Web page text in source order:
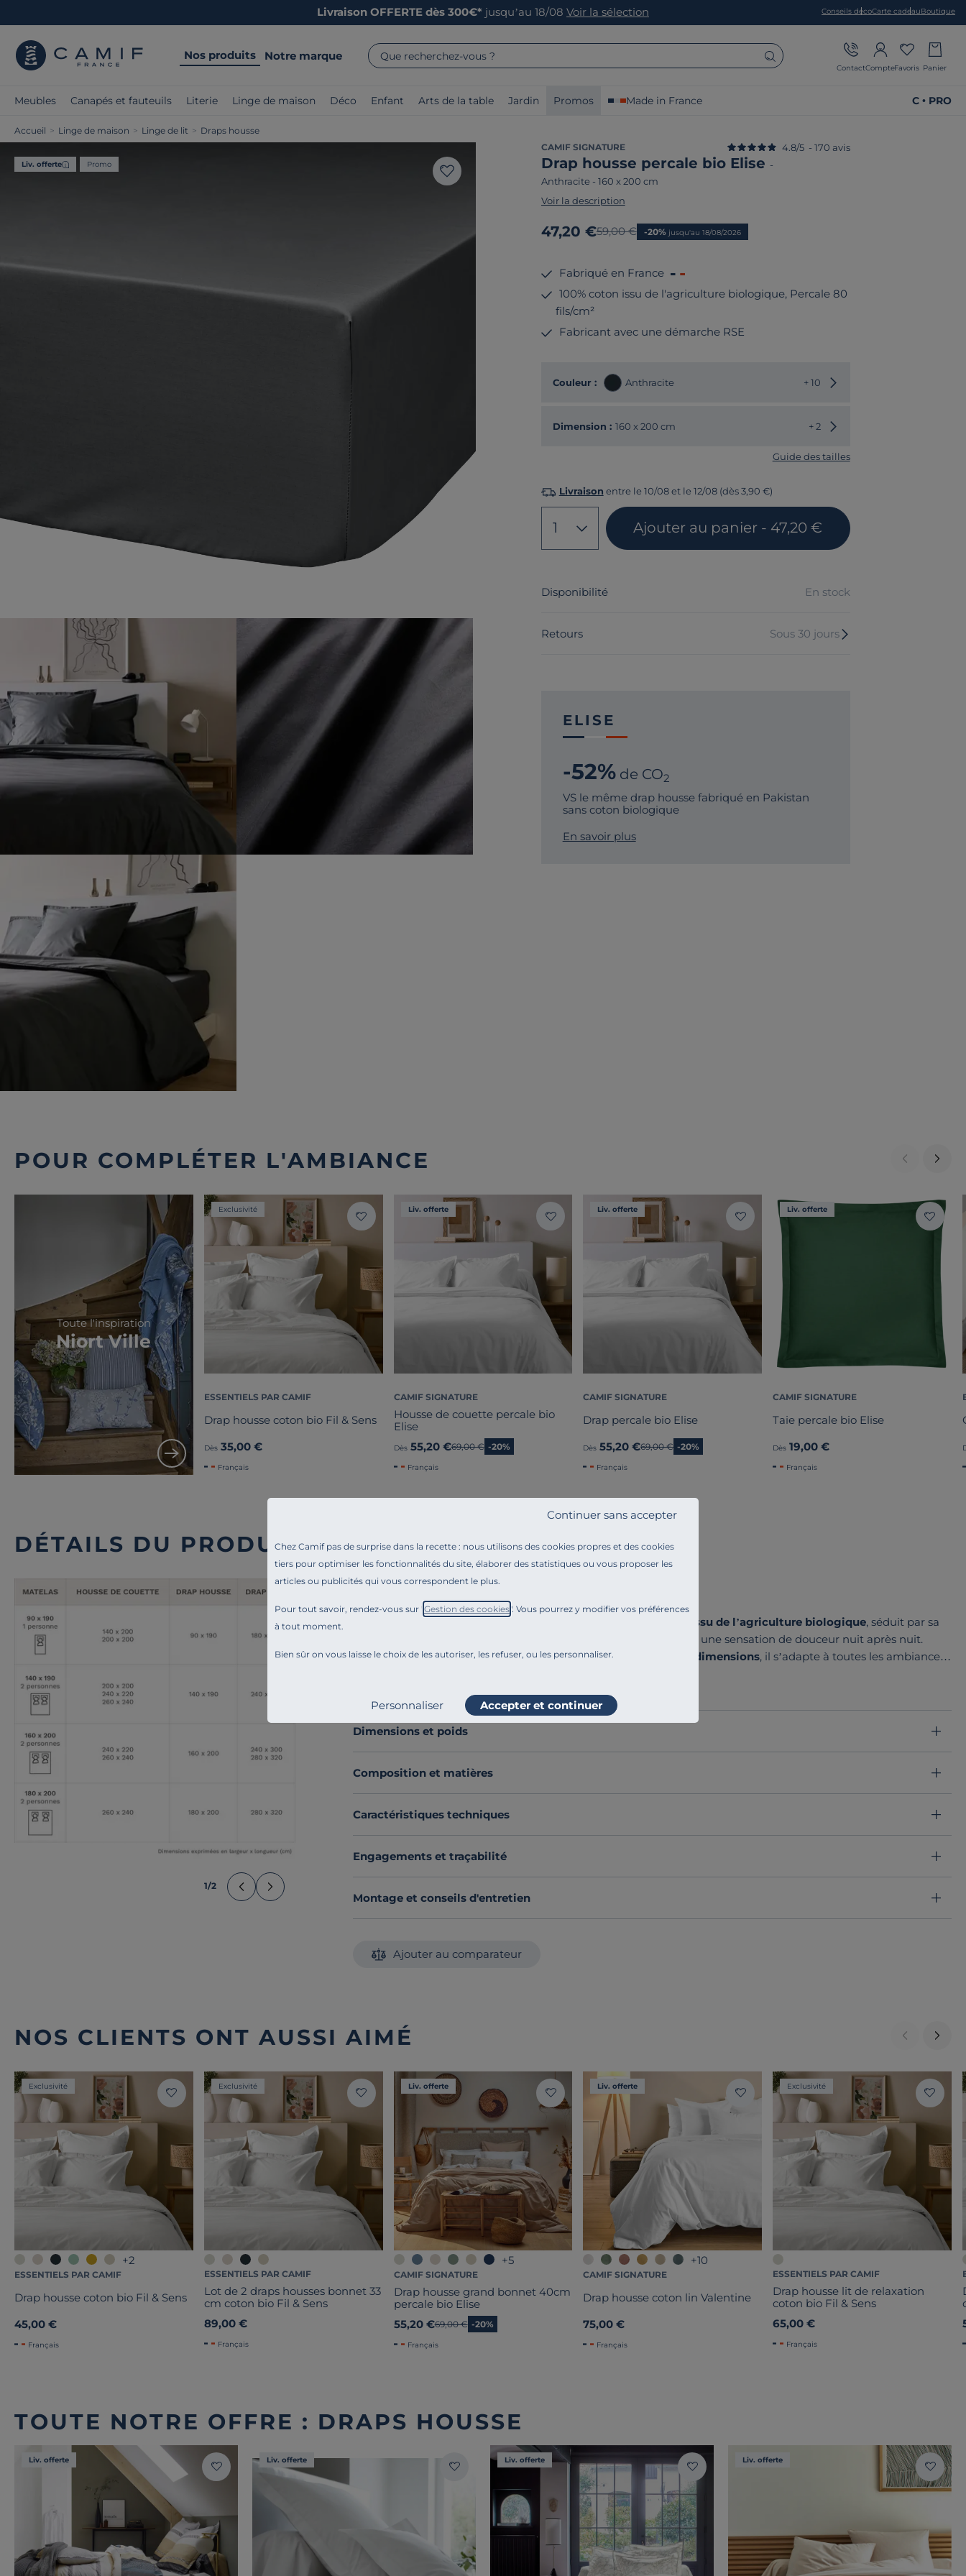
Chez Camif pas de surprise dans la recette : nous utilisons des cookies propres et des cookies
tiers pour optimiser les fonctionnalités du site, élaborer des statistiques ou vous proposer les
articles ou publicités qui vous correspondent le plus.
Pour tout savoir, rendez-vous sur " Gestion des cookies". Vous pourrez y modifier vos préférences
à tout moment.
Bien sûr on vous laisse le choix de les autoriser, les refuser, ou les personnaliser.
Continuer sans accepter
Personnaliser Accepter et continuer
Livraison OFFERTE dès 300€* jusqu’au 18/08 Voir la sélection Conseils décoCarte cadeauBoutique
Nos produits Notre marque Que recherchez-vous ?
ContactCompteFavoris Panier
Meubles Canapés et fauteuils Literie Linge de maison Déco Enfant Arts de la table Jardin Promos Made in France C • PRO
Accueil > Linge de maison > Linge de lit > Draps housse
Liv. offerte Promo
CAMIF SIGNATURE
Drap housse percale bio Elise -
Anthracite - 160 x 200 cm
4.8/5 - 170 avis
Voir la description
Nouveau prix
47,20 €Ancien prix
59,00 € -20% jusqu'au 18/08/2026
Fabriqué en France
100% coton issu de l'agriculture biologique, Percale 80
fils/cm²
Fabricant avec une démarche RSE
Couleur : Anthracite + 10 Choisir une autre couleur
Dimension : 160 x 200 cm + 2 Choisir une autre dimension
Guide des tailles
Livraison entre le 10/08 et le 12/08 (dès 3,90 €)
1 Ajouter au panier - 47,20 €
Disponibilité En stock
Retours Sous 30 jours
ELISE
-52%de CO2
VS le même drap housse fabriqué en Pakistan
sans coton biologique
En savoir plus
POUR COMPLÉTER L'AMBIANCE
Toute l'inspiration
Niort Ville
Exclusivité
ESSENTIELS PAR CAMIF
Drap housse coton bio Fil & Sens
Dès 35,00 €
Français
Liv. offerte
CAMIF SIGNATURE
Housse de couette percale bio
Elise
Dès 55,20 €Ancien prix
69,00 € -20%
Français
Liv. offerte
CAMIF SIGNATURE
Drap percale bio Elise
Dès 55,20 €Ancien prix
69,00 € -20%
Français
Liv. offerte
CAMIF SIGNATURE
Taie percale bio Elise
Dès 19,00 €
Français
DÉTAILS DU PRODUIT
1/2
Référence : 100336194335
Et si vos nuits devenaient encore plus douces et élégantes ?
drap-housse Élise, confectionné en 100 % percale de coton issu de l’agriculture biologique, séduit par sa
texture délicate et sa qualité supérieure. Son tissage serré assure une sensation de douceur nuit après nuit.
Disponible dans unepalette de couleurs raffinées et plusieurs dimensions, il s’adapte à toutes les ambiances
Découvrez toute notre sélection : Draps housse
Dimensions et poids
Composition et matières
Caractéristiques techniques
Engagements et traçabilité
Montage et conseils d'entretien
Ajouter au comparateur
NOS CLIENTS ONT AUSSI AIMÉ
Exclusivité
+2
ESSENTIELS PAR CAMIF
Drap housse coton bio Fil & Sens
45,00 €
Français
Exclusivité
ESSENTIELS PAR CAMIF
Lot de 2 draps housses bonnet 33
cm coton bio Fil & Sens
89,00 €
Français
Liv. offerte
+5
CAMIF SIGNATURE
Drap housse grand bonnet 40cm
percale bio Elise
55,20 €Ancien prix
69,00 € -20%
Français
Liv. offerte
+10
CAMIF SIGNATURE
Drap housse coton lin Valentine
75,00 €
Français
Exclusivité
ESSENTIELS PAR CAMIF
Drap housse lit de relaxation
coton bio Fil & Sens
65,00 €
Français
TOUTE NOTRE OFFRE : DRAPS HOUSSE
Liv. offerte Liv. offerte Liv. offerte Liv. offerte